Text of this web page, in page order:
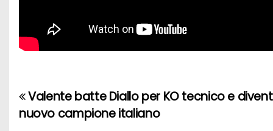
NValente batte Diallo per KO tecnico e
nuovo campione italiano